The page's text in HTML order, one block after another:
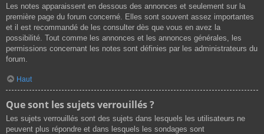
Les notes apparaissent en dessous des annonces et seulement sur la
première page du forum concerné. Elles sont souvent assez importantes
et il est recommandé de les consulter dès que vous en avez la
possibilité. Tout comme les annonces et les annonces générales, les
permissions concernant les notes sont définies par les administrateurs du
forum.
Haut
Que sont les sujets verrouillés ?
Les sujets verrouillés sont des sujets dans lesquels les utilisateurs ne
peuvent plus répondre et dans lesquels les sondages sont